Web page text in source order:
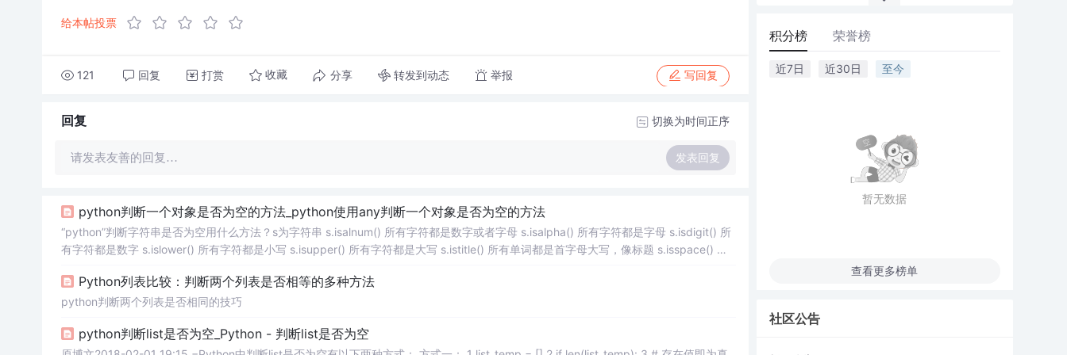
给本帖投票
121 回复 打赏 收藏 分享 转发到动态 举报 写回复
回复 切换为时间正序
请发表友善的回复… 发表回复
python判断一个对象是否为空的方法_python使用any判断一个对象是否为空的方法
“python”判断字符串是否为空用什么方法？s为字符串 s.isalnum() 所有字符都是数字或者字母 s.isalpha() 所有字符都是字母 s.isdigit() 所
有字符都是数字 s.islower() 所有字符都是小写 s.isupper() 所有字符都是大写 s.istitle() 所有单词都是首字母大写，像标题 s.isspace() 所
Python列表比较：判断两个列表是否相等的多种方法
python判断两个列表是否相同的技巧
python判断list是否为空_Python - 判断list是否为空
积分榜 荣誉榜
近7日 近30日 至今
暂无数据
查看更多榜单
社区公告